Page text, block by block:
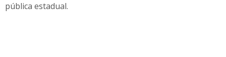
pública estadual.